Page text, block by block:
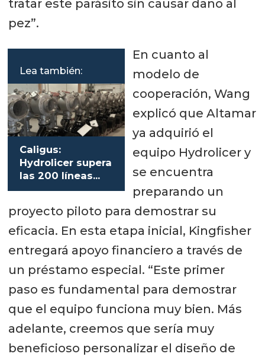
tratar este parásito sin causar daño al
pez”.
Lea también:
Caligus:
Hydrolicer supera
las 200 líneas
operativas en el
En cuanto al
modelo de
cooperación, Wang
explicó que Altamar
ya adquirió el
equipo Hydrolicer y
se encuentra
preparando un
proyecto piloto para demostrar su
eficacia. En esta etapa inicial, Kingfisher
entregará apoyo financiero a través de
un préstamo especial. “Este primer
paso es fundamental para demostrar
que el equipo funciona muy bien. Más
adelante, creemos que sería muy
beneficioso personalizar el diseño de